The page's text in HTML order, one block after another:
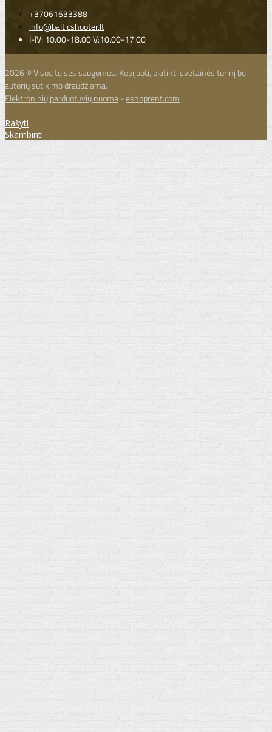
+37061633388
info@balticshooter.lt
I-IV: 10.00-18.00 V:10.00-17.00
2026 © Visos teisės saugomos. Kopijuoti, platinti svetainės turinį be
autorių sutikimo draudžiama.
Elektroninių parduotuvių nuoma-eshoprent.com
Rašyti
Skambinti